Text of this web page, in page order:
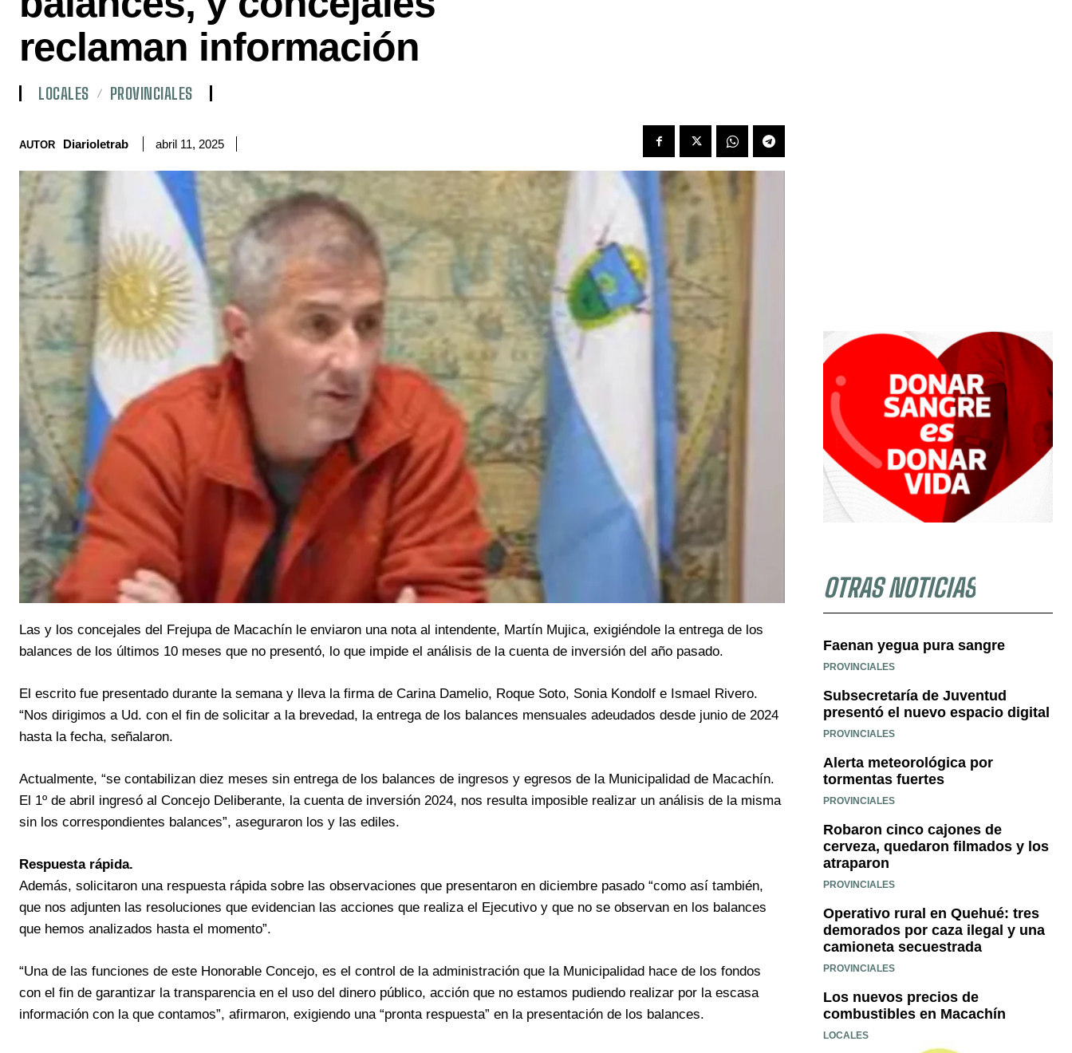
reclaman información
LOCALES PROVINCIALES
AUTOR Diarioletrab abril 11, 2025
Las y los concejales del Frejupa de Macachín le enviaron una nota al intendente, Martín Mujica, exigiéndole la entrega de los
balances de los últimos 10 meses que no presentó, lo que impide el análisis de la cuenta de inversión del año pasado.
El escrito fue presentado durante la semana y lleva la firma de Carina Damelio, Roque Soto, Sonia Kondolf e Ismael Rivero.
“Nos dirigimos a Ud. con el fin de solicitar a la brevedad, la entrega de los balances mensuales adeudados desde junio de 2024
hasta la fecha, señalaron.
Actualmente, “se contabilizan diez meses sin entrega de los balances de ingresos y egresos de la Municipalidad de Macachín.
El 1º de abril ingresó al Concejo Deliberante, la cuenta de inversión 2024, nos resulta imposible realizar un análisis de la misma
sin los correspondientes balances”, aseguraron los y las ediles.
Respuesta rápida.
Además, solicitaron una respuesta rápida sobre las observaciones que presentaron en diciembre pasado “como así también,
que nos adjunten las resoluciones que evidencian las acciones que realiza el Ejecutivo y que no se observan en los balances
que hemos analizados hasta el momento”.
“Una de las funciones de este Honorable Concejo, es el control de la administración que la Municipalidad hace de los fondos
con el fin de garantizar la transparencia en el uso del dinero público, acción que no estamos pudiendo realizar por la escasa
información con la que contamos”, afirmaron, exigiendo una “pronta respuesta” en la presentación de los balances.
OTRAS NOTICIAS
Faenan yegua pura sangre
PROVINCIALES
Subsecretaría de Juventud
presentó el nuevo espacio digital
PROVINCIALES
Alerta meteorológica por
tormentas fuertes
PROVINCIALES
Robaron cinco cajones de
cerveza, quedaron filmados y los
atraparon
PROVINCIALES
Operativo rural en Quehué: tres
demorados por caza ilegal y una
camioneta secuestrada
PROVINCIALES
Los nuevos precios de
combustibles en Macachín
LOCALES